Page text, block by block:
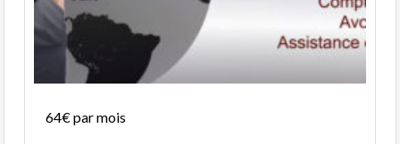
64€ par mois